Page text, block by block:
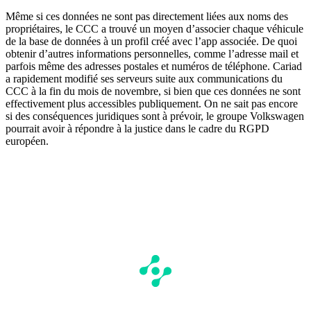
Même si ces données ne sont pas directement liées aux noms des
propriétaires, le CCC a trouvé un moyen d’associer chaque véhicule
de la base de données à un profil créé avec l’app associée. De quoi
obtenir d’autres informations personnelles, comme l’adresse mail et
parfois même des adresses postales et numéros de téléphone. Cariad
a rapidement modifié ses serveurs suite aux communications du
CCC à la fin du mois de novembre, si bien que ces données ne sont
effectivement plus accessibles publiquement. On ne sait pas encore
si des conséquences juridiques sont à prévoir, le groupe Volkswagen
pourrait avoir à répondre à la justice dans le cadre du RGPD
européen.